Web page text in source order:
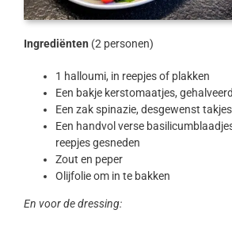
Ingrediënten (2 personen)
1 halloumi, in reepjes of plakken
Een bakje kerstomaatjes, gehalveerd
Een zak spinazie, desgewenst
Een handvol verse
reepjes gesneden
Zout en peper
Olijfolie om in te bakken
En voor de dressing: